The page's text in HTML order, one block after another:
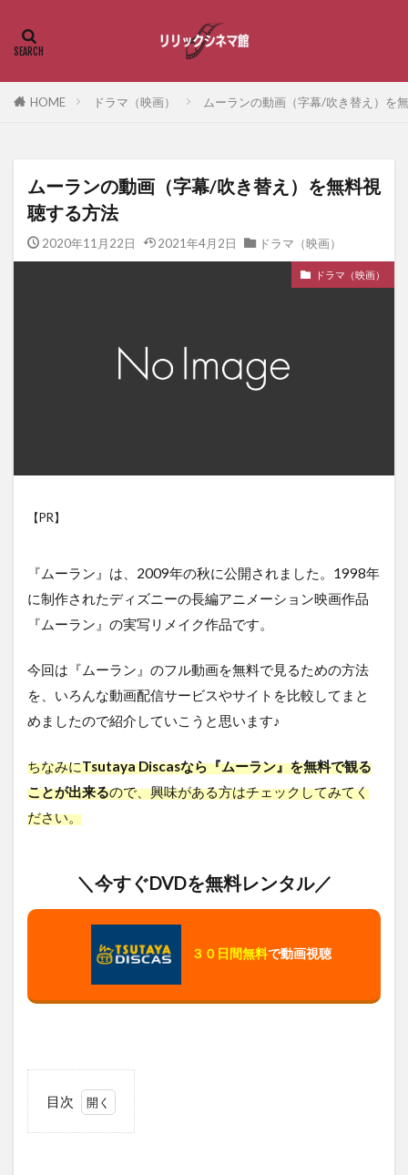
HOME ドラマ（映画） ムーランの動画（字幕/吹き替え）を
ムーランの動画（字幕/吹き替え）を無料視
聴する方法
2020年11月22日 2021年4月2日 ドラマ（映画）
ドラマ（映画）
【PR】
『ムーラン』は、2009年の秋に公開されました。1998年
に制作されたディズニーの長編アニメーション映画作品
『ムーラン』の実写リメイク作品です。
今回は『ムーラン』のフル動画を無料で見るための方法
を、いろんな動画配信サービスやサイトを比較してまと
めましたので紹介していこうと思います♪
ちなみにTsutaya Discasなら『ムーラン』を無料で観る
ことが出来るので、興味がある方はチェックしてみてく
ださい。
＼今すぐDVDを無料レンタル／
３０日間無料で動画視聴
目次